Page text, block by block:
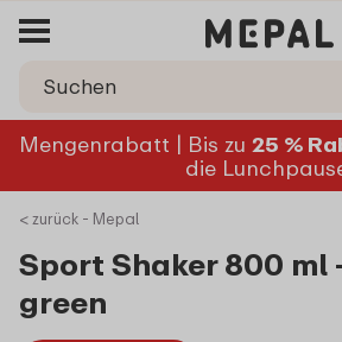
Mengenrabatt | Bis zu 25 %
die
< zurück - Mepal
Sport Shaker 800 ml
green